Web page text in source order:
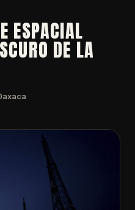
ESPACIAL
DE LA